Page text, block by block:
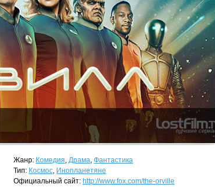
Жанр: Комедия, Драма, Фантастика
Тип: Космос, Инопланетяне
Официальный сайт: http://www.fox.com/the-orville